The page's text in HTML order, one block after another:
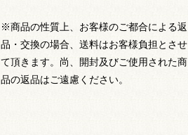
※商品の性質上、お客様のご都合による返
品・交換の場合、送料はお客様負担とさせ
て頂きます。尚、開封及びご使用された商
品の返品はご遠慮ください。